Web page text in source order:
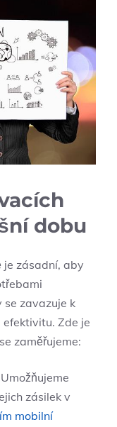
dobu
je zásadní, aby
se zavazuje k
Zde je
zaměřujeme:
Umožňujeme
zásilek v
mobilní